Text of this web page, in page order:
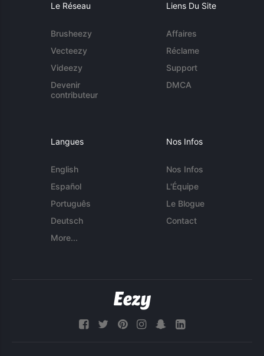
Le Réseau
Brusheezy
Vecteezy
Videezy
Devenir
contributeur
Liens Du Site
Affaires
Réclame
Support
DMCA
Langues
English
Español
Português
Deutsch
More...
Nos Infos
Nos Infos
L'Équipe
Le Blogue
Contact